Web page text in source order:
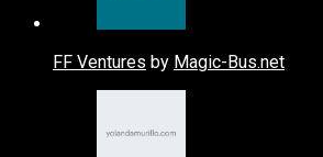
FF Ventures by Magic-Bus.net